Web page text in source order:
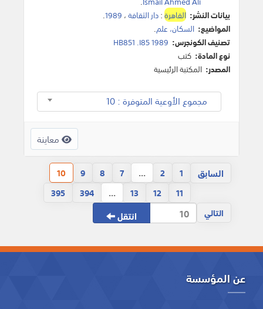
بيانات النشر: القاهرة:دار الثقافة، 1989
.
المواضيع: السكان، علم.
تصنيف الكونجرس: HB851 .I85 1989
نوع المادة: كتب
المصدر: المكتبة الرئيسية
مجموع الأوعية المتوفرة : 10
معاينة
السابق 1
2
...
7
8
9
10
11
12
13
...
394
395
التالي
انتقل
عن المؤسسة